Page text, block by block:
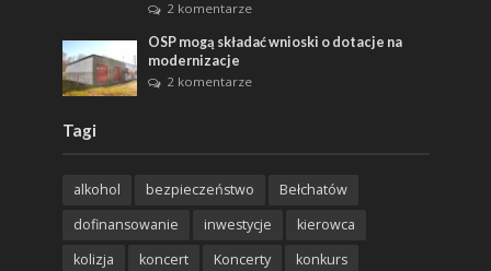
2 komentarze
OSP mogą składać wnioski o dotacje na
modernizacje
2 komentarze
Tagi
alkohol bezpieczeństwo
Bełchatów
dofinansowanie
inwestycje
kierowca
kolizja
koncert Koncerty
konkurs